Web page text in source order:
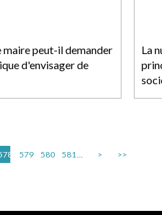
peut-il demander
d'envisager de
La
579 580 581... > >>